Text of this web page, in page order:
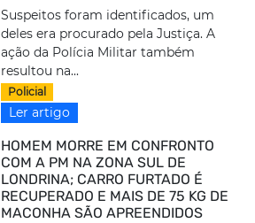
Suspeitos foram identificados, um
deles era procurado pela Justiça. A
ação da Polícia Militar também
resultou na...
Policial
Ler artigo
HOMEM MORRE EM CONFRONTO
COM A PM NA ZONA SUL DE
LONDRINA; CARRO FURTADO É
RECUPERADO E MAIS DE 75 KG DE
MACONHA SÃO APREENDIDOS